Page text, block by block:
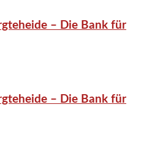
– Die Bank für
– Die Bank für